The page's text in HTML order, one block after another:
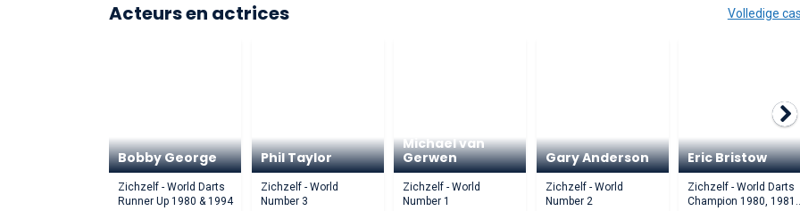
Volledige
Acteurs en actrices
Bobby George
Zichzelf - World Darts
Runner Up 1980 & 1994
Phil Taylor
Zichzelf - World
Number 3
Michael van
Gerwen
Zichzelf - World
Number 1
Gary Anderson
Zichzelf - World
Number 2
Eric Bristow
Zichzelf - World Darts
Champion 1980, 1981,